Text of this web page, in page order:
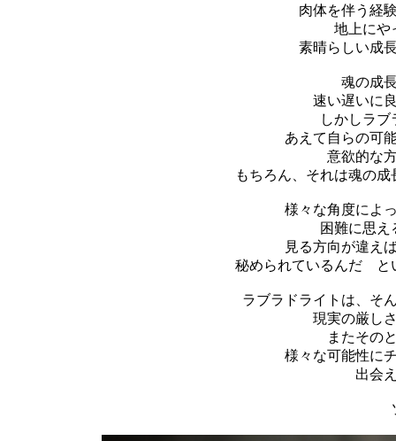
肉体を伴う経
地上にや
素晴らしい成
魂の成
速い遅いに
しかしラ
あえて自らの可
意欲的な
もちろん、それは魂の
様々な角度によ
困難に思え
見る方向が違え
秘められているんだ と
ラブラドライトは、そ
現実の厳し
またその
様々な可能性に
出会